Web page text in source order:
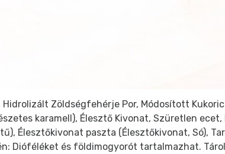
Zöldségfehérje Por, Módosított
karamell), Élesztő Kivonat, Szüretlen
Élesztőkivonat paszta (Élesztőkivonat, Só),
Dióféléket és földimogyorót tartalmazhat.